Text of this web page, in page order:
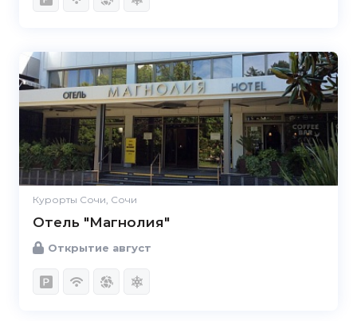
Курорты Сочи, Сочи
Отель "Магнолия"
Открытие август